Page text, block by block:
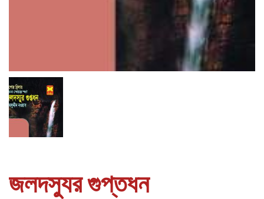
জলদস্যুর গুপ্তধন